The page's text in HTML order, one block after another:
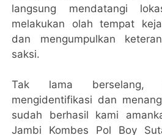
langsung mendatangi
melakukan olah tempat
dan mengumpulkan
saksi.
Tak lama berselang,
mengidentifikasi dan
sudah berhasil kami
Jambi Kombes Pol Boy